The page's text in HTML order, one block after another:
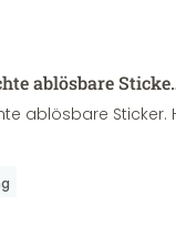
ablösbare
ablösbare